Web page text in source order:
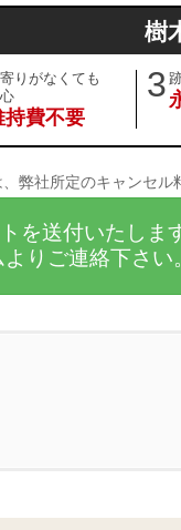
樹
りがなくても
持費不要
3
弊社所定のキャンセル
を送付いたしま
りご連絡下さい